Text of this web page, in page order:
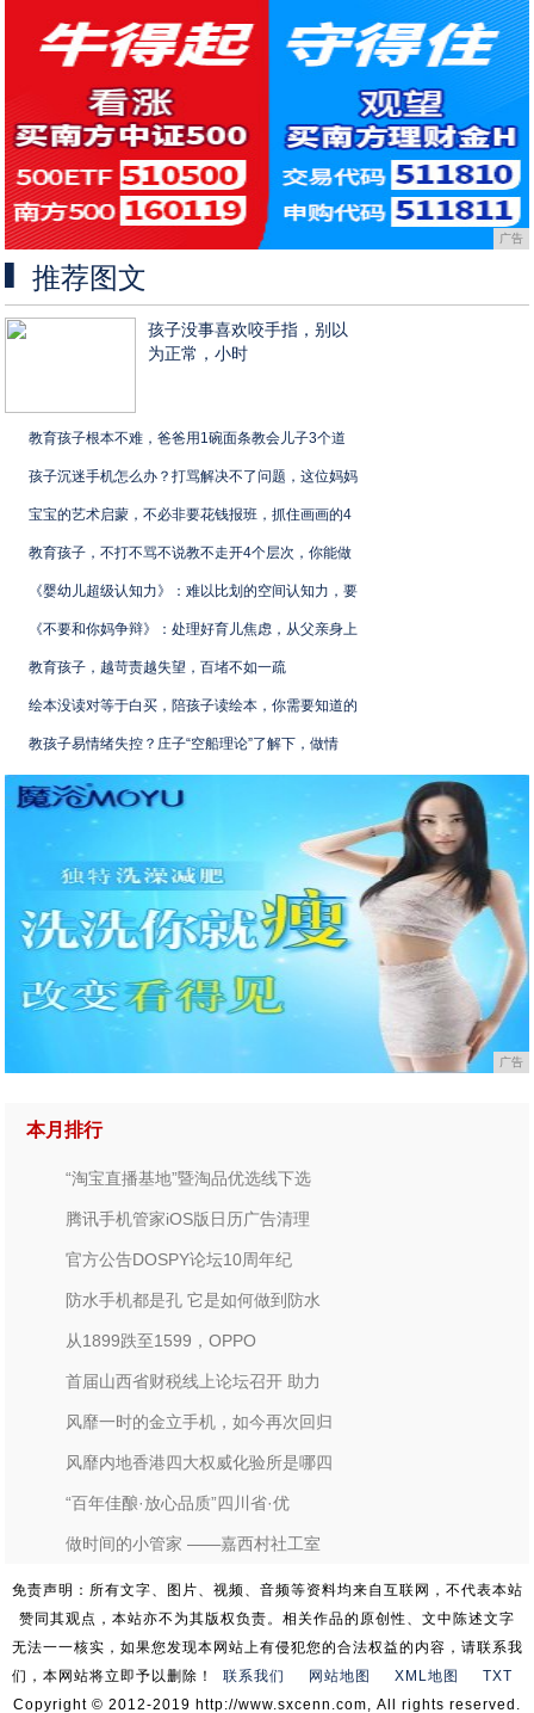
广告
推荐图文
孩子没事喜欢咬手指，别以
为正常，小时
教育孩子根本不难，爸爸用1碗面条教会儿子3个道
孩子沉迷手机怎么办？打骂解决不了问题，这位妈妈
宝宝的艺术启蒙，不必非要花钱报班，抓住画画的4
教育孩子，不打不骂不说教不走开4个层次，你能做
《婴幼儿超级认知力》：难以比划的空间认知力，要
《不要和你妈争辩》：处理好育儿焦虑，从父亲身上
教育孩子，越苛责越失望，百堵不如一疏
绘本没读对等于白买，陪孩子读绘本，你需要知道的
教孩子易情绪失控？庄子“空船理论”了解下，做情
广告
本月排行
“淘宝直播基地”暨淘品优选线下选
腾讯手机管家iOS版日历广告清理
官方公告DOSPY论坛10周年纪
防水手机都是孔 它是如何做到防水
从1899跌至1599，OPPO
首届山西省财税线上论坛召开 助力
风靡一时的金立手机，如今再次回归
风靡内地香港四大权威化验所是哪四
“百年佳酿·放心品质”四川省·优
做时间的小管家 ——嘉西村社工室
免责声明：所有文字、图片、视频、音频等资料均来自互联网，不代表本站
赞同其观点，本站亦不为其版权负责。相关作品的原创性、文中陈述文字
无法一一核实，如果您发现本网站上有侵犯您的合法权益的内容，请联系我
们，本网站将立即予以删除！
联系我们 网站地图 XML地图
TXT
Copyright © 2012-2019 http://www.sxcenn.com, All rights reserved.